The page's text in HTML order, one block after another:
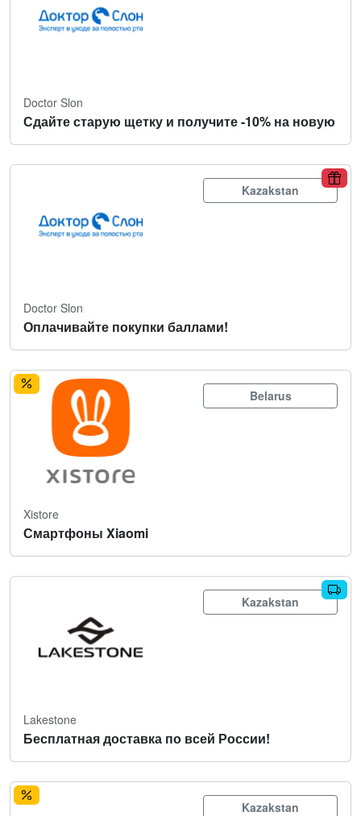
Doctor Slon
Сдайте старую щетку и получите -10% на новую
Kazakstan
Doctor Slon
Оплачивайте покупки баллами!
Belarus
Xistore
Смартфоны Xiaomi
Kazakstan
Lakestone
Бесплатная доставка по всей России!
Kazakstan